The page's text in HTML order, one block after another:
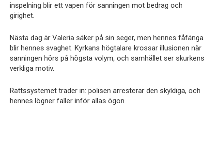
inspelning blir ett vapen för sanningen mot bedrag och
girighet.
Nästa dag är Valeria säker på sin seger, men hennes fåfänga
blir hennes svaghet. Kyrkans högtalare krossar illusionen när
sanningen hörs på högsta volym, och samhället ser skurkens
verkliga motiv.
Rättssystemet träder in: polisen arresterar den skyldiga, och
hennes lögner faller inför allas ögon.